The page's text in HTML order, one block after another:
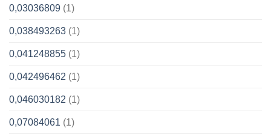
0,03036809 (1)
0,038493263 (1)
0,041248855 (1)
0,042496462 (1)
0,046030182 (1)
0,07084061 (1)